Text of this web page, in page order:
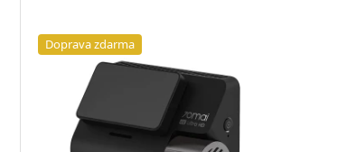
Doprava zdarma